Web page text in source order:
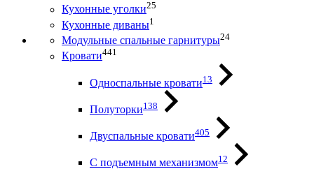
Кухонные уголки25
Кухонные диваны1
Модульные спальные гарнитуры24
Кровати441
Односпальные кровати13
Полуторки138
Двуспальные кровати405
С подъемным механизмом12